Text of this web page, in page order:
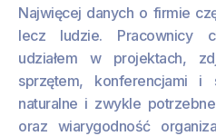
Najwięcej danych o firmie
lecz ludzie. Pracownicy
udziałem w projektach,
sprzętem, konferencjami i
naturalne i zwykle
oraz wiarygodność